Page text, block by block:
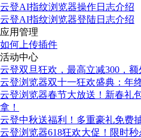
云登AI指纹浏览器操作日志介绍
云登AI指纹浏览器登陆日志介绍
应用管理
如何上传插件
活动中心
云登双旦狂欢，最高立减300，额
云登浏览器双十一狂欢盛典：年
云登浏览器春节大放送！新春礼
拿！
云登中秋送福利！多重豪礼免费
云登浏览器618狂欢大促！限时